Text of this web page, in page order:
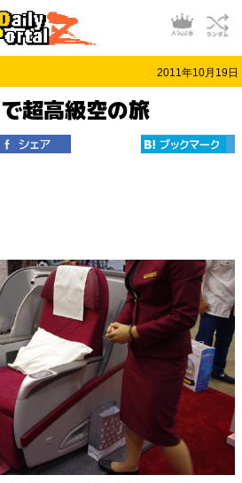
2011年10月19日
超高級空の旅